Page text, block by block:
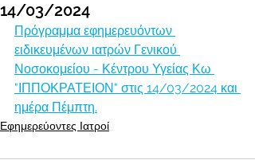
14/03/2024
Πρόγραμμα εφημερευόντων
ειδικευμένων ιατρών Γενικού
Νοσοκομείου - Κέντρου Υγείας Κω
"ΙΠΠΟΚΡΑΤΕΙΟΝ" στις 14/03/2024 και
ημέρα Πέμπτη.
Εφημερεύοντες Ιατροί